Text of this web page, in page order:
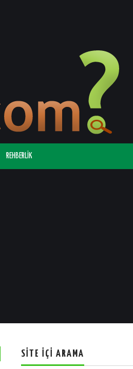
REHBERLIK
SITE İÇI ARAMA